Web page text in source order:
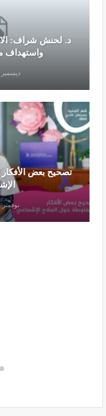
د. لحنش شراف:
واستهداف
ديسمبر 11, 2022
تصحيح بعض
نوفمبر 17, 2022